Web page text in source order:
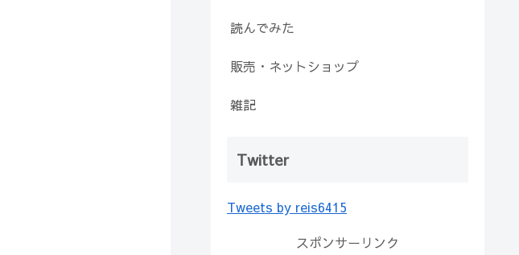
読んでみた
販売・ネットショップ
雑記
Twitter
Tweets by reis6415
スポンサーリンク